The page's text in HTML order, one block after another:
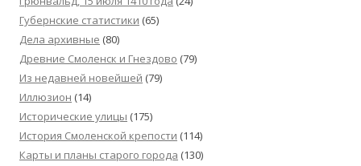
Губернские статистики (65)
Дела архивные (80)
Древние Смоленск и Гнездово (79)
Из недавней новейшей (79)
Иллюзион (14)
Исторические улицы (175)
История Смоленской крепости (114)
Карты и планы старого города (130)